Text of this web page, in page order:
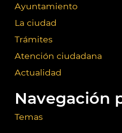
Ayuntamiento
La ciudad
Trámites
Atención ciudadana
Actualidad
Navegación
Temas